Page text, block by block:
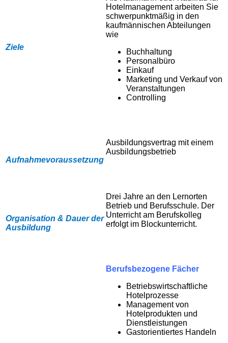
Ziele
Hotelmanagement arbeiten Sie
schwerpunktmäßig in den
kaufmännischen Abteilungen
wie
Buchhaltung
Personalbüro
Einkauf
Marketing und Verkauf von
Veranstaltungen
Controlling
Aufnahmevoraussetzung
Ausbildungsvertrag mit einem
Ausbildungsbetrieb
Organisation & Dauer der
Ausbildung
Drei Jahre an den Lernorten
Betrieb und Berufsschule. Der
Unterricht am Berufskolleg
erfolgt im Blockunterricht.
Berufsbezogene Fächer
Betriebswirtschaftliche
Hotelprozesse
Management von
Hotelprodukten und
Dienstleistungen
Gastorientiertes Handeln